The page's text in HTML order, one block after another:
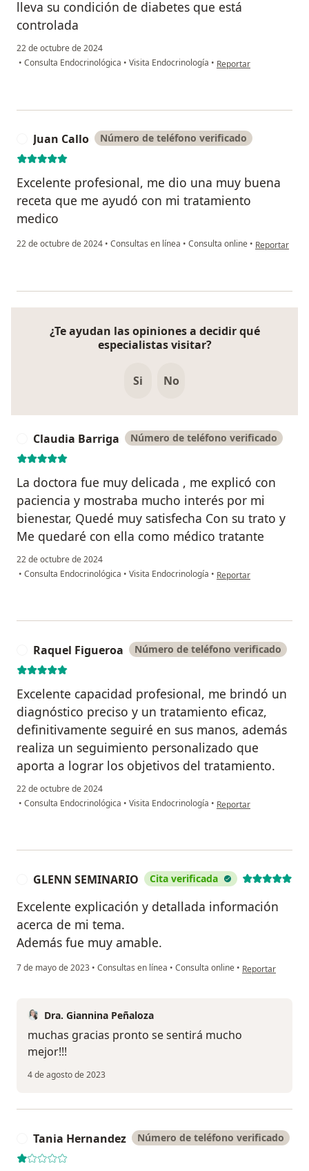
lleva su condición de diabetes que está
controlada
22 de octubre de 2024
• Consulta Endocrinológica • Visita Endocrinología • en opinión del usuario
Reportar
Juan Callo Número de teléfono verificado
Excelente profesional, me dio una muy buena
receta que me ayudó con mi tratamiento
medico
22 de octubre de 2024 • Consultas en línea • Consulta online • en opinión
Reportar
¿Te ayudan las opiniones a decidir qué
especialistas visitar?
Si No
Claudia Barriga Número de teléfono verificado
La doctora fue muy delicada , me explicó con
paciencia y mostraba mucho interés por mi
bienestar, Quedé muy satisfecha Con su trato y
Me quedaré con ella como médico tratante
22 de octubre de 2024
• Consulta Endocrinológica • Visita Endocrinología • en opinión del usuario
Reportar
Raquel Figueroa Número de teléfono verificado
Excelente capacidad profesional, me brindó un
diagnóstico preciso y un tratamiento eficaz,
definitivamente seguiré en sus manos, además
realiza un seguimiento personalizado que
aporta a lograr los objetivos del tratamiento.
22 de octubre de 2024
• Consulta Endocrinológica • Visita Endocrinología • en opinión del usuario
Reportar
GLENN SEMINARIO Cita verificada
Excelente explicación y detallada información
acerca de mi tema.
Además fue muy amable.
7 de mayo de 2023 • Consultas en línea • Consulta online • en opinión del
Reportar
Dra. Giannina Peñaloza
muchas gracias pronto se sentirá mucho
mejor!!!
4 de agosto de 2023
Tania Hernandez Número de teléfono verificado